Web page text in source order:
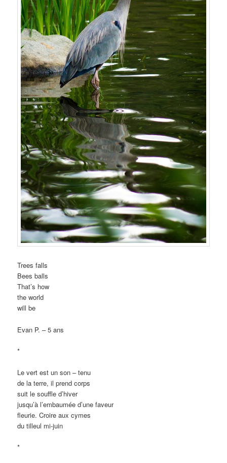
Trees falls
Bees balls
That’s how
the world
will be
Evan P. – 5 ans
*
Le vert est un son – tenu
de la terre, il prend corps
suit le souffle d’hiver
jusqu’à l’embaumée d’une faveur
fleurie. Croire aux cymes
du tilleul mi-juin
*